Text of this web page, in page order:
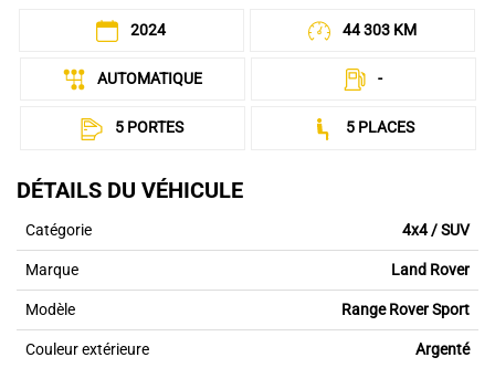
2024 44 303 KM
AUTOMATIQUE -
5 PORTES 5 PLACES
DÉTAILS DU VÉHICULE
Catégorie 4x4 / SUV
Marque Land Rover
Modèle Range Rover Sport
Couleur extérieure Argenté